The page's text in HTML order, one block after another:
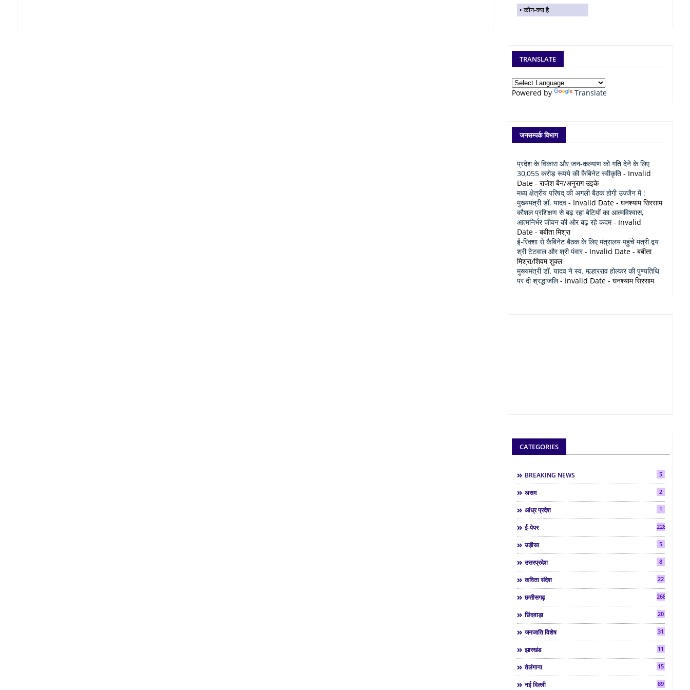
कौन-क्या है
TRANSLATE
Powered by Translate
जनसम्पर्क विभाग
प्रदेश के विकास और जन-कल्याण को गति देने के लिए
30,055 करोड़ रूपये की कैबिनेट स्वीकृति - Invalid
Date - राजेश बैन/अनुराग उइके
मध्य क्षेत्रीय परिषद् की अगली बैठक होगी उज्जैन में :
मुख्यमंत्री डॉ. यादव - Invalid Date - घनश्याम सिरसाम
कौशल प्रशिक्षण से बढ़ रहा बेटियों का आत्मविश्वास,
आत्मनिर्भर जीवन की ओर बढ़ रहे कदम- Invalid
Date - बबीता मिश्रा
ई-रिक्शा से कैबिनेट बैठक के लिए मंत्रालय पहुंचे मंत्री द्वय
श्री टेटवाल और श्री पंवार- Invalid Date - बबीता
मिश्रा/शिवम शुक्ल
मुख्यमंत्री डॉ. यादव ने स्व. मल्हारराव होल्कर की पुण्यतिथि
पर दी श्रद्धांजलि- Invalid Date - घनश्याम सिरसाम
CATEGORIES
BREAKING NEWS 5
असम 2
आंध्र प्रदेश 1
ई-पेपर 2286
उड़ीसा 5
उत्तरप्रदेश 8
कविता संदेश 22
छत्तीसगढ़ 268
छिंदवाड़ा 20
जनजाति विशेष 31
झारखंड 11
तेलंगाना 15
नई दिल्ली 89